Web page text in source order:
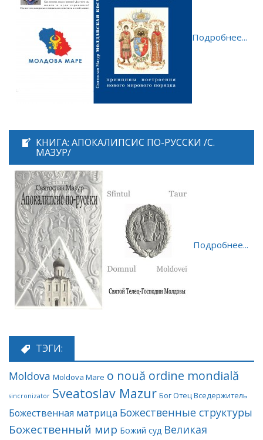
Подробнее...
КНИГА: АПОКАЛИПСИС ПО-РУССКИ /С.
МАЗУР/
Подробнее...
ТЭГИ:
Moldova Moldova Mare o nouă ordine mondială
sincronizator Sveatoslav Mazur Бог Отец Вседержитель
Божественная матрица Божественные структуры
Божественный мир Божий суд Великая